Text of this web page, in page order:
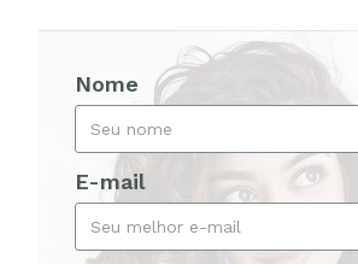
Nome
E-mail